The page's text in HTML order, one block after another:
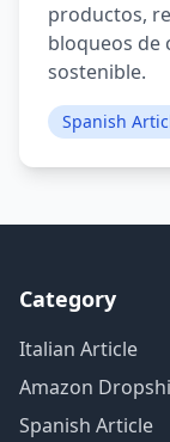
productos,
bloqueos de
sostenible.
Spanish
Category
Italian Article
Amazon
Spanish Article